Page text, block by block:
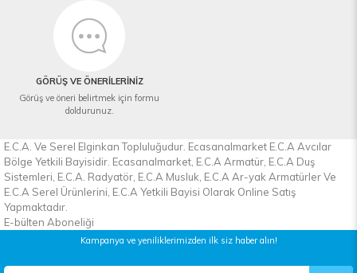
GÖRÜŞ VE ÖNERİLERİNİZ
Görüş ve öneri belirtmek için formu
doldurunuz.
E.C.A. Ve Serel Elginkan Topluluğudur. Ecasanalmarket E.C.A Avcılar
Bölge Yetkili Bayisidir. Ecasanalmarket, E.C.A Armatür, E.C.A Duş
Sistemleri, E.C.A. Radyatör, E.C.A Musluk, E.C.A Ar-yak Armatürler Ve
E.C.A Serel Ürünlerini, E.C.A Yetkili Bayisi Olarak Online Satış
Yapmaktadır.
E-bülten Aboneliği
Kampanya ve yeniliklerimizden ilk siz haber alın!